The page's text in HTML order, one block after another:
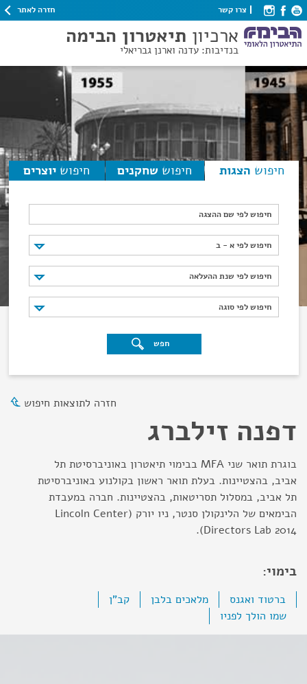
צרו קשר חזרה לאתר
ארכיון תיאטרון הבימה
בנדיבות: עדנה וארנן גבריאלי
חיפוש הצגות חיפוש שחקנים חיפוש יוצרים
חיפוש לפי שם ההצגה
חיפוש לפי א - ב
חיפוש לפי א - ב
חיפוש לפי שנת ההעלאה
חיפוש לפי שנת ההעלאה
חיפוש לפי סוגה
חיפוש לפי סוגה
חפש
חזרה לתוצאות חיפוש
דפנה זילברג
בוגרת תואר שני MFA בבימוי תיאטרון באוניברסיטת תל
אביב, בהצטיינות. בעלת תואר ראשון בקולנוע באוניברסיטת
תל אביב, במסלול תסריטאות, בהצטיינות. חברה במעבדת
הבימאים של הלינקולן סנטר, ניו יורק (Lincoln Center
Directors Lab 2014).
בימוי:
ברטוד ואגנס מלאכים בלבן
קב"ן
שמו הולך לפניו